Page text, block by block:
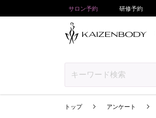
サロン予約 研修予約
トップ アンケート